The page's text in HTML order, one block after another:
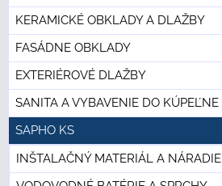
KERAMICKÉ OBKLADY A DLAŽBY
FASÁDNE OBKLADY
EXTERIÉROVÉ DLAŽBY
SANITA A VYBAVENIE DO KÚPEĽNE
SAPHO KS
INŠTALAČNÝ MATERIÁL A NÁRADIE